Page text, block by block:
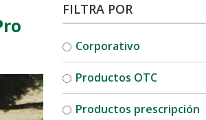
FILTRA POR
Corporativo
Productos OTC
Productos prescripción